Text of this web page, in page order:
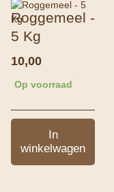
Roggemeel -
5 Kg
10,00
Op voorraad
In
winkelwagen